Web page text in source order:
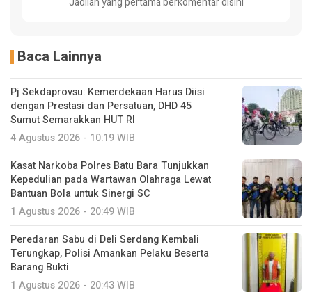
Baca Lainnya
Pj Sekdaprovsu: Kemerdekaan Harus Diisi
dengan Prestasi dan Persatuan, DHD 45
Sumut Semarakkan HUT RI
4 Agustus 2026 - 10:19 WIB
Kasat Narkoba Polres Batu Bara Tunjukkan
Kepedulian pada Wartawan Olahraga Lewat
Bantuan Bola untuk Sinergi SC
1 Agustus 2026 - 20:49 WIB
Peredaran Sabu di Deli Serdang Kembali
Terungkap, Polisi Amankan Pelaku Beserta
Barang Bukti
1 Agustus 2026 - 20:43 WIB